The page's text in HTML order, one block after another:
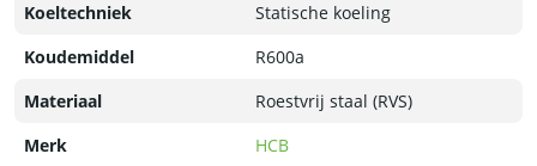
Koeltechniek
Statische koeling
Koudemiddel
R600a
Materiaal
Roestvrij staal (RVS)
Merk
HCB